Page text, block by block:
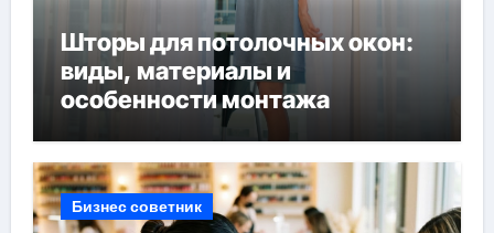
Шторы для потолочных окон:
виды, материалы и
особенности монтажа
Бизнес советник